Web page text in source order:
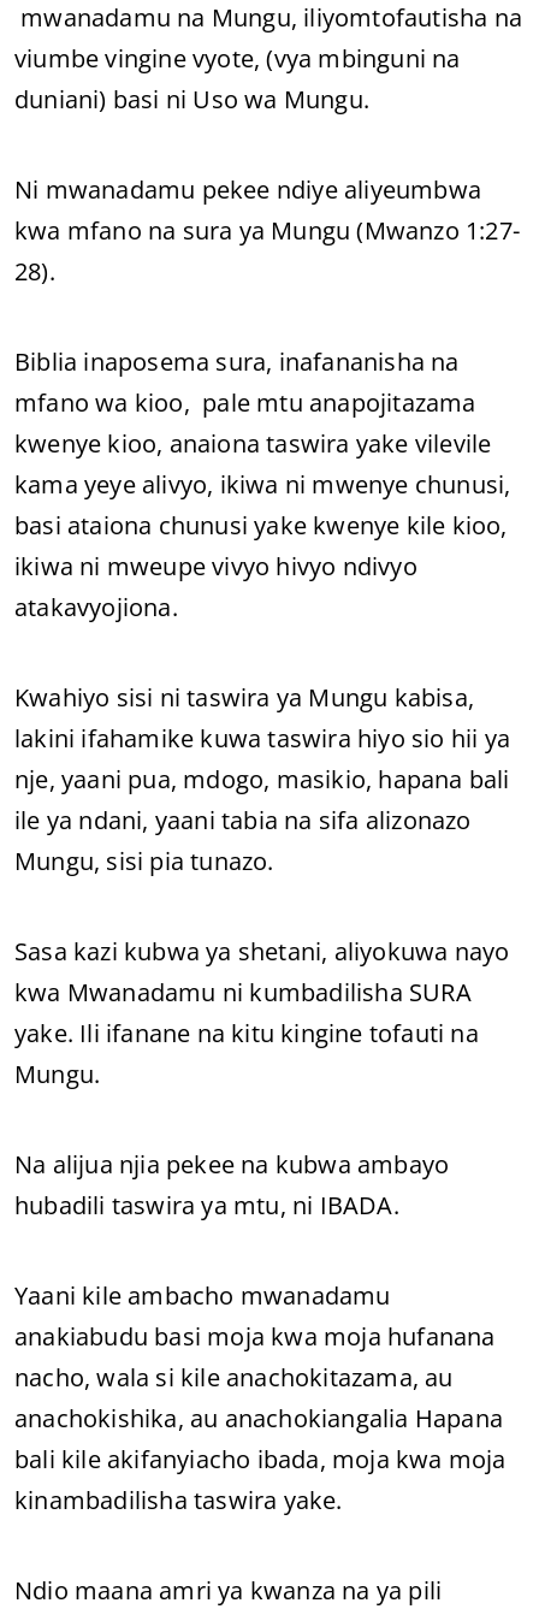
mwanadamu na Mungu, iliyomtofautisha na
viumbe vingine vyote, (vya mbinguni na
duniani) basi ni Uso wa Mungu.
Ni mwanadamu pekee ndiye aliyeumbwa
kwa mfano na sura ya Mungu (Mwanzo 1:27-
28).
Biblia inaposema sura, inafananisha na
mfano wa kioo, pale mtu anapojitazama
kwenye kioo, anaiona taswira yake vilevile
kama yeye alivyo, ikiwa ni mwenye chunusi,
basi ataiona chunusi yake kwenye kile kioo,
ikiwa ni mweupe vivyo hivyo ndivyo
atakavyojiona.
Kwahiyo sisi ni taswira ya Mungu kabisa,
lakini ifahamike kuwa taswira hiyo sio hii ya
nje, yaani pua, mdogo, masikio, hapana bali
ile ya ndani, yaani tabia na sifa alizonazo
Mungu, sisi pia tunazo.
Sasa kazi kubwa ya shetani, aliyokuwa nayo
kwa Mwanadamu ni kumbadilisha SURA
yake. Ili ifanane na kitu kingine tofauti na
Mungu.
Na alijua njia pekee na kubwa ambayo
hubadili taswira ya mtu, ni IBADA.
Yaani kile ambacho mwanadamu
anakiabudu basi moja kwa moja hufanana
nacho, wala si kile anachokitazama, au
anachokishika, au anachokiangalia Hapana
bali kile akifanyiacho ibada, moja kwa moja
kinambadilisha taswira yake.
Ndio maana amri ya kwanza na ya pili